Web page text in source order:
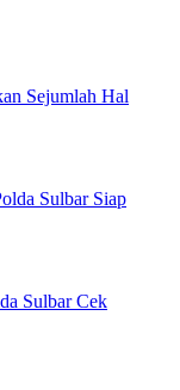
Sejumlah Hal
Sulbar Siap
Sulbar Cek